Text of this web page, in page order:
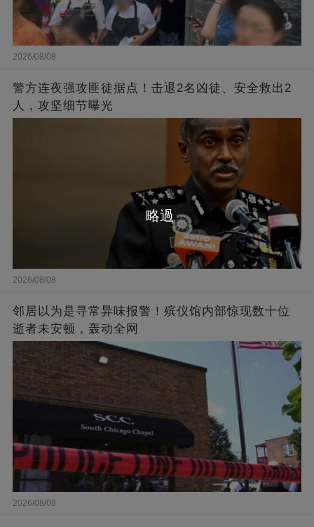
2026/08/08
警方连夜强攻匪徒据点！击退2名凶徒、安全救出2
人，攻坚细节曝光
2026/08/08
邻居以为是寻常异味报警！殡仪馆内部惊现数十位
逝者未安顿，轰动全网
2026/08/08
略過